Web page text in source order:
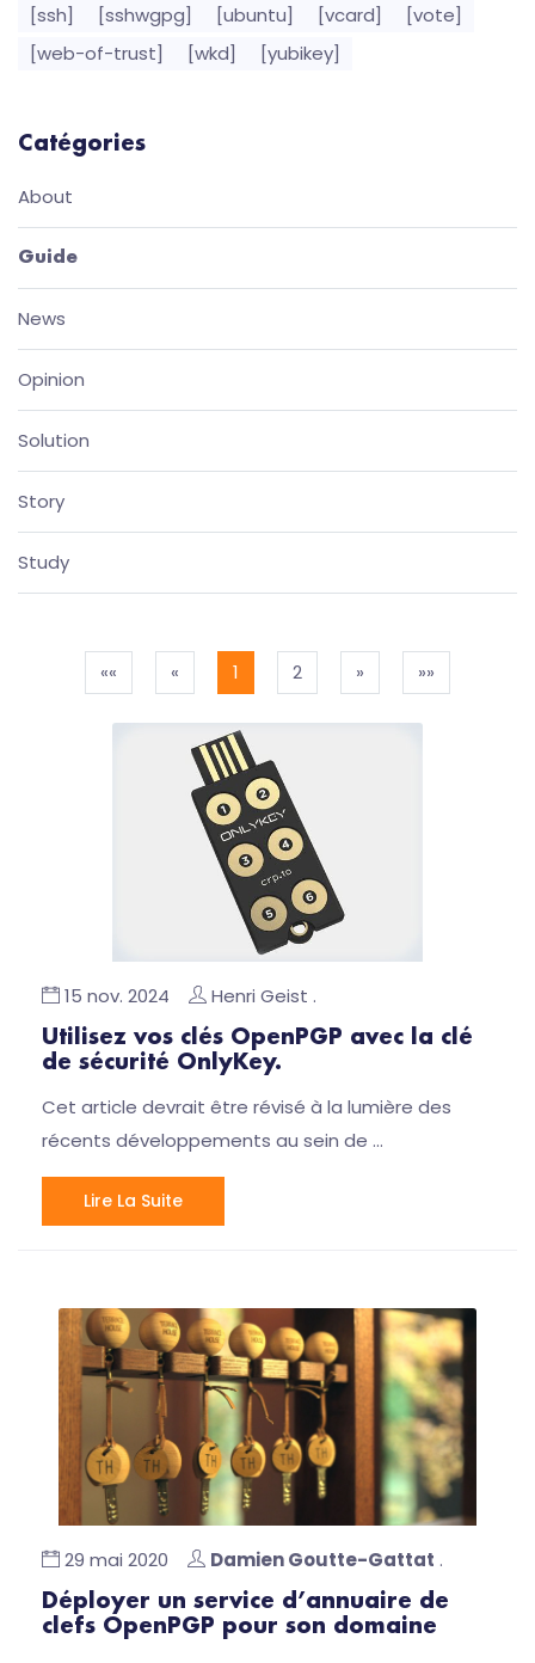
«« « 1 2 » »»
15 nov. 2024 Henri Geist .
Utilisez vos clés OpenPGP avec la clé
de sécurité OnlyKey.
Cet article devrait être révisé à la lumière des
récents développements au sein de …
Lire La Suite
29 mai 2020 Damien Goutte-Gattat .
Déployer un service d’annuaire de
clefs OpenPGP pour son domaine
[ssh]
[sshwgpg] [ubuntu] [vcard]
[vote]
[web-of-trust]
[wkd] [yubikey]
Catégories
About
Guide
News
Opinion
Solution
Story
Study